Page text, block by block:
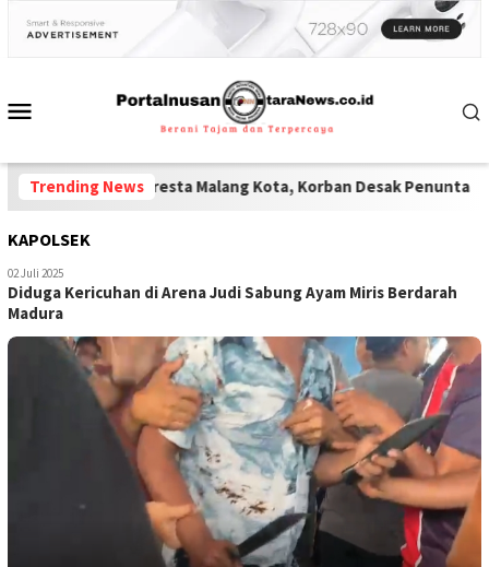
Trending News
Polresta Malang Kota, Korban Desak Penuntasan Kode
KAPOLSEK
02 Juli 2025
Diduga Kericuhan di Arena Judi Sabung Ayam Miris Berdarah
Madura